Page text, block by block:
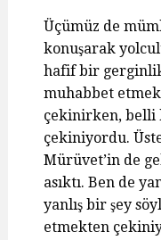
Üçümüz de
konuşarak
hafif bir
muhabbet
çekinirken, belli
çekiniyordu.
Mürüvet’in de
asıktı. Ben de
yanlış bir şey
etmekten